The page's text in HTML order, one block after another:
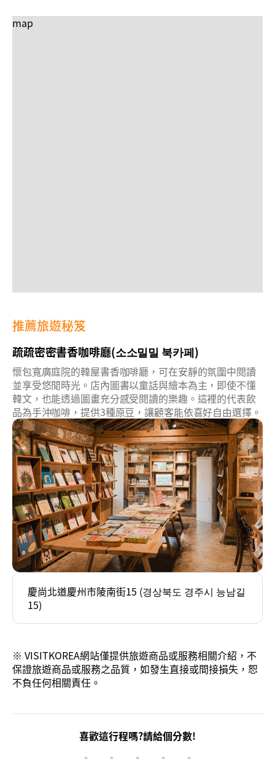
map
推薦旅遊秘笈
疏疏密密書香咖啡廳(소소밀밀 북카페)
懷包寬廣庭院的韓屋書香咖啡廳，可在安靜的氛圍中閱讀
並享受悠閒時光。店內圖書以童話與繪本為主，即使不懂
韓文，也能透過圖畫充分感受閱讀的樂趣。這裡的代表飲
品為手沖咖啡，提供3種原豆，讓顧客能依喜好自由選擇。
慶尚北道慶州市陵南街15 (경상북도 경주시 능남길
15)
※ VISITKOREA網站僅提供旅遊商品或服務相關介紹，不
保證旅遊商品或服務之品質，如發生直接或間接損失，恕
不負任何相關責任。
喜歡這行程嗎?請給個分數!